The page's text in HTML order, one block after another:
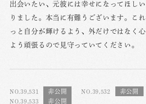
出会いたい、元彼には幸せになってほし
りました。本当に有難うございます。こ
っと自分が輝けるよう、外だけではなく
よう頑張るので見守っていてください。
NO.39,531
NO.39,532
NO.39,533